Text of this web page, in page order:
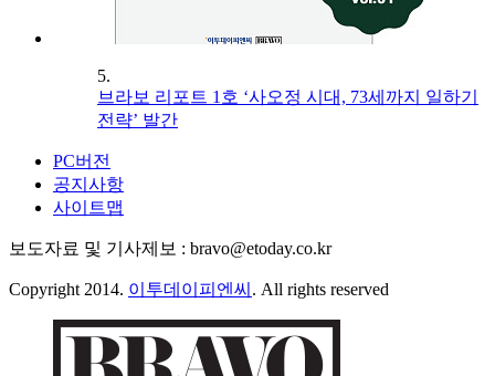
5.
브라보 리포트 1호 ‘사오정 시대, 73세까지 일하기
전략’ 발간
PC버전
공지사항
사이트맵
보도자료 및 기사제보 : bravo@etoday.co.kr
Copyright 2014. 이투데이피엔씨 . All rights reserved